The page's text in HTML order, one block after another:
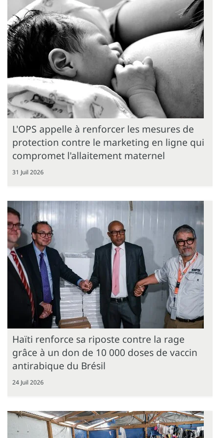
L'OPS appelle à renforcer les mesures de
protection contre le marketing en ligne qui
compromet l'allaitement maternel
31 Juil 2026
Haïti renforce sa riposte contre la rage
grâce à un don de 10 000 doses de vaccin
antirabique du Brésil
24 Juil 2026